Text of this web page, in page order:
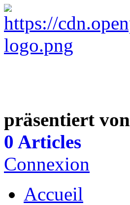
präsentiert von
0 Articles
Connexion
Accueil